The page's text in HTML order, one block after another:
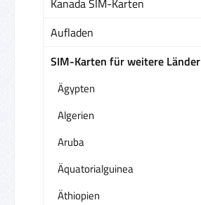
Aufladen
SIM-Karten für weitere Länder
Ägypten
Algerien
Aruba
Äquatorialguinea
Äthiopien